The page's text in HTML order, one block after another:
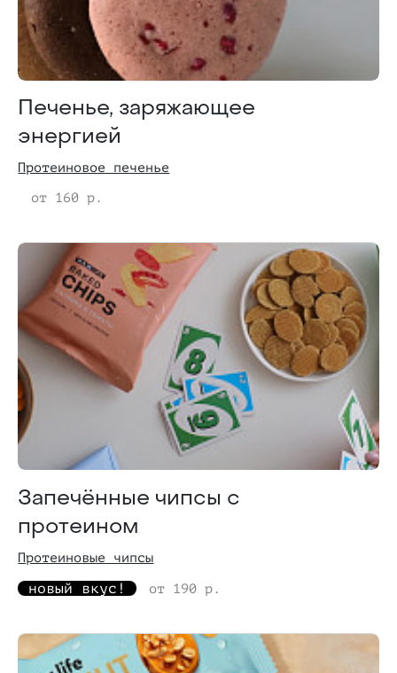
Печенье, заряжающее
энергией
Протеиновое печенье
от 160 р.
Запечённые чипсы с
протеином
Протеиновые чипсы
новый вкус! от 190 р.